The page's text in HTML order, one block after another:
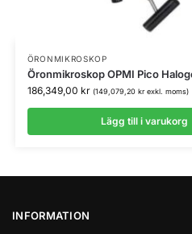
ÖRONMIKROSKOP
Öronmikroskop OPMI Pico
186,349,00 kr (149,079,20 krexkl. moms)
Lägg till i varukorg
INFORMATION